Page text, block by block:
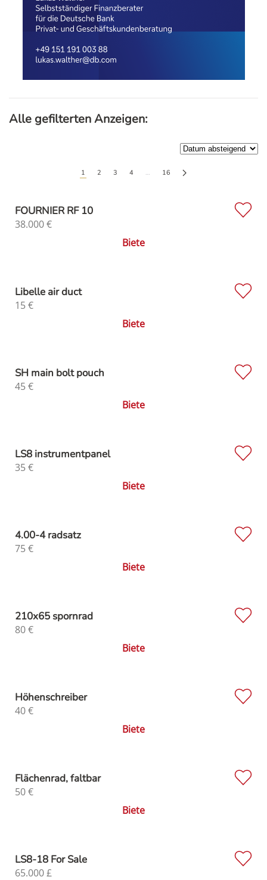
Alle gefilterten Anzeigen:
1 2 3 4 … 16
FOURNIER RF 10
38.000€
Biete
Libelle air duct
15€
Biete
SH main bolt pouch
45€
Biete
LS8 instrumentpanel
35€
Biete
4.00-4 radsatz
75€
Biete
210x65 spornrad
80€
Biete
Höhenschreiber
40€
Biete
Flächenrad, faltbar
50€
Biete
LS8-18 For Sale
65.000£